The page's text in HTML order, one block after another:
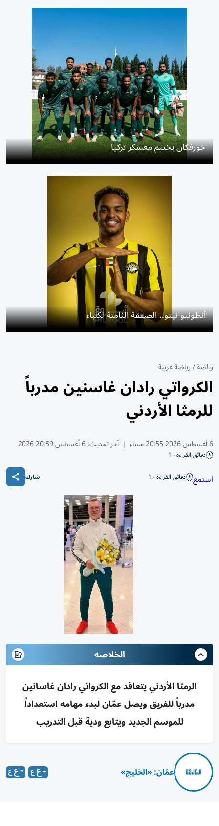
خورفكان يختتم معسكر تركيا
أنطونيو نيتو.. الصفقة الثامنة لكلباء
رياضة/رياضة عربية
الكرواتي رادان غاسنين مدرباً
للرمثا الأردني
6 أغسطس 2026 20:55 مساء | آخر تحديث:6 أغسطس 20:59 2026
دقائق القراءة - 1
استمع دقائق القراءة - 1 شارك
الخلاصه
الرمثا الأردني يتعاقد مع الكرواتي رادان غاسانين
مدرباً للفريق ويصل عمّان لبدء مهامه استعداداً
للموسم الجديد ويتابع ودية قبل التدريب
عمّان: «الخليج»